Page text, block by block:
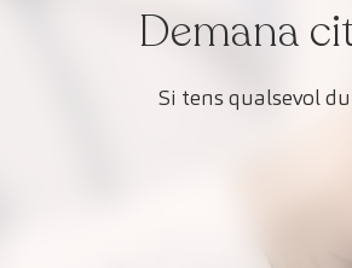
Demana
Si tens qualsevol